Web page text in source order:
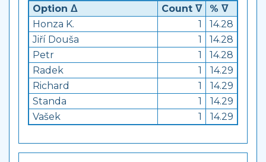
Option ᐃ Count ᐁ
% ᐁ
Honza K.
1
14.28
Jiří Douša
1
14.28
Petr
1
14.28
Radek
1
14.29
Richard
1
14.29
Standa
1
14.29
Vašek
1 14.29